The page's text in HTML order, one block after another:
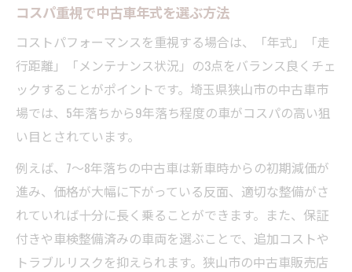
コスパ重視で中古車年式を選ぶ方法
コストパフォーマンスを重視する場合は、「年式」「走
行距離」「メンテナンス状況」の3点をバランス良くチェ
ックすることがポイントです。埼玉県狭山市の中古車市
場では、5年落ちから9年落ち程度の車がコスパの高い狙
い目とされています。
例えば、7〜8年落ちの中古車は新車時からの初期減価が
進み、価格が大幅に下がっている反面、適切な整備がさ
れていれば十分に長く乗ることができます。また、保証
付きや車検整備済みの車両を選ぶことで、追加コストや
トラブルリスクを抑えられます。狭山市の中古車販売店